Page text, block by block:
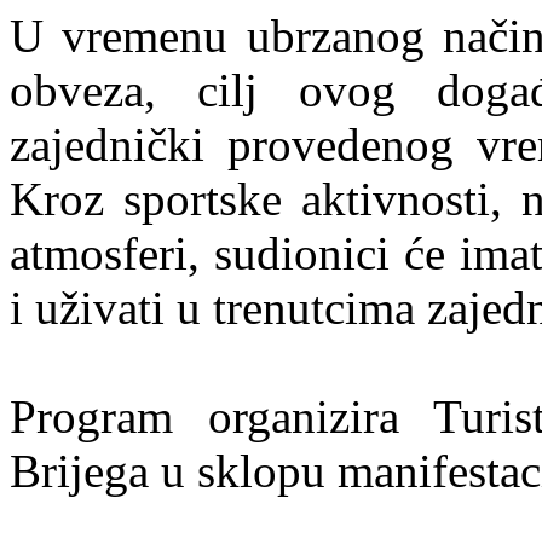
U vremenu ubrzanog
obveza, cilj ovog
zajednički provedenog
Kroz sportske aktivnosti,
atmosferi, sudionici će
i uživati u trenutcima
Program organizira
Brijega u sklopu